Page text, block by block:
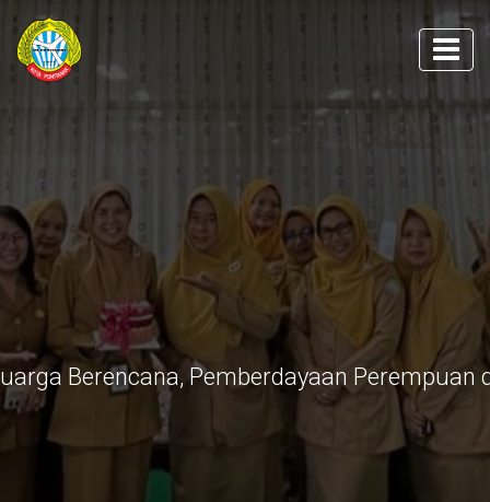
Berencana, Pemberdayaan